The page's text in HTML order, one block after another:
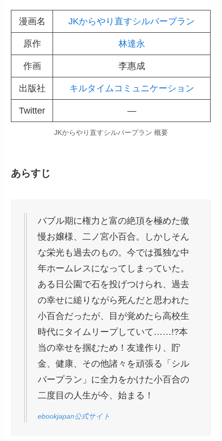
漫画名 JKからやり直すシルバープラン
原作 林達永
作画 李惠成
出版社 キルタイムコミュニケーション
Twitter ―
JKからやり直すシルバープラン 概要
あらすじ
バブル期に権力と富の絶頂を極めた傲
慢お嬢様、二ノ宮小百合。しかしそん
な栄光も過去のもの。今では孤独な中
年ホームレスになってしまっていた。
ある日公園で石を投げつけられ、過去
の幸せに縋りながら死んだと思われた
小百合だったが、目が覚めたら高校生
時代にタイムリープしていて……!?本
当の幸せを掴むため！友達作り、貯
金、健康、その他諸々を頑張る「シル
バープラン」に全力をかけた小百合の
二度目の人生が今、始まる！
ebookjapan公式サイト